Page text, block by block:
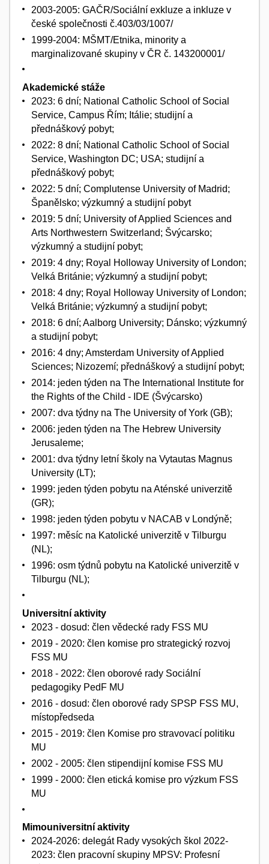
2003-2005: GAČR/Sociální exkluze a inkluze v
české společnosti č.403/03/1007/
1999-2004: MŠMT/Etnika, minority a
marginalizované skupiny v ČR č. 143200001/
Akademické stáže
2023: 6 dní; National Catholic School of Social
Service, Campus Řím; Itálie; studijní a
přednáškový pobyt;
2022: 8 dní; National Catholic School of Social
Service, Washington DC; USA; studijní a
přednáškový pobyt;
2022: 5 dní; Complutense University of Madrid;
Španělsko; výzkumný a studijní pobyt
2019: 5 dní; University of Applied Sciences and
Arts Northwestern Switzerland; Švýcarsko;
výzkumný a studijní pobyt;
2019: 4 dny; Royal Holloway University of London;
Velká Británie; výzkumný a studijní pobyt;
2018: 4 dny; Royal Holloway University of London;
Velká Británie; výzkumný a studijní pobyt;
2018: 6 dní; Aalborg University; Dánsko; výzkumný
a studijní pobyt;
2016: 4 dny; Amsterdam University of Applied
Sciences; Nizozemí; přednáškový a studijní pobyt;
2014: jeden týden na The International Institute for
the Rights of the Child - IDE (Švýcarsko)
2007: dva týdny na The University of York (GB);
2006: jeden týden na The Hebrew University
Jerusaleme;
2001: dva týdny letní školy na Vytautas Magnus
University (LT);
1999: jeden týden pobytu na Aténské univerzitě
(GR);
1998: jeden týden pobytu v NACAB v Londýně;
1997: měsíc na Katolické univerzitě v Tilburgu
(NL);
1996: osm týdnů pobytu na Katolické univerzitě v
Tilburgu (NL);
Universitní aktivity
2023 - dosud: člen vědecké rady FSS MU
2019 - 2020: člen komise pro strategický rozvoj
FSS MU
2018 - 2022: člen oborové rady Sociální
pedagogiky PedF MU
2016 - dosud: člen oborové rady SPSP FSS MU,
místopředseda
2015 - 2019: člen Komise pro stravovací politiku
MU
2002 - 2005: člen stipendijní komise FSS MU
1999 - 2000: člen etická komise pro výzkum FSS
MU
Mimouniversitní aktivity
2024-2026: delegát Rady vysokých škol 2022-
2023: člen pracovní skupiny MPSV: Profesní